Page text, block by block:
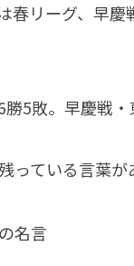
春リーグ、早
5敗。早慶戦
っている言葉が
名言